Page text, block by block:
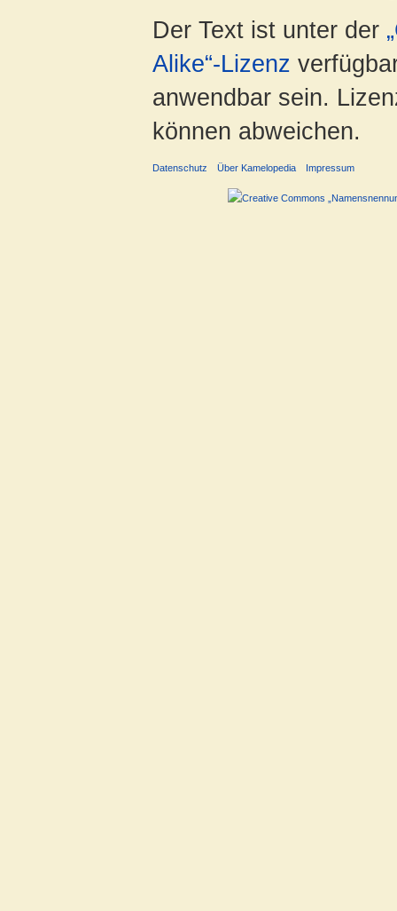
Der Text ist unter der
Alike“-Lizenz
anwendbar sein.
können abweichen.
Datenschutz Über Kamelopedia Impressum